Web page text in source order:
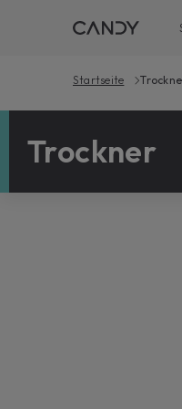
Startseite
Trockner